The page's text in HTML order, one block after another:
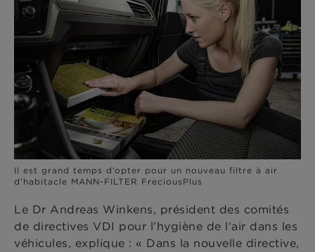
Il est grand temps d’opter pour un nouveau filtre à air
d’habitacle MANN-FILTER FreciousPlus
Le Dr Andreas Winkens, président des comités
de directives VDI pour l’hygiène de l’air dans les
véhicules, explique : « Dans la nouvelle directive,